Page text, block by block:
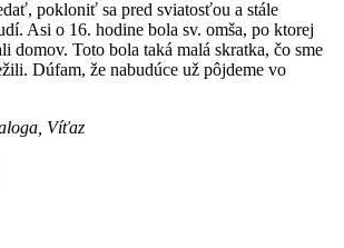
pokloniť sa pred sviatosťou a stále
Asi o 16. hodine bola sv. omša, po ktorej
domov. Toto bola taká malá skratka, čo sme
Dúfam, že nabudúce už pôjdeme vo
Víťaz